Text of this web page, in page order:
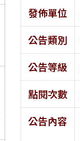
發佈單位
公告類別
公告等級
點閱次數
公告內容